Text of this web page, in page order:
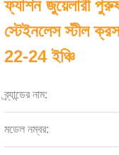
ফ্যাশন জুয়েলারী
স্টেইনলেস স্টীল
22-24 ইঞ্চি
ব্র্যান্ডের নাম:
মডেল নম্বর: